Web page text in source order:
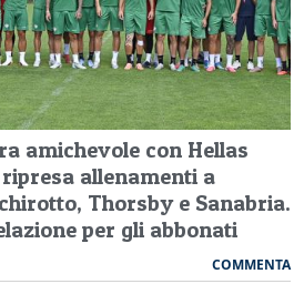
amichevole con Hellas
allenamenti a
Thorsby e Sanabria.
per gli abbonati
COMMENTA